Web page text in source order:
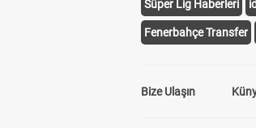
Süper Lig Haberleri
Fenerbahçe Transfer
Bize Ulaşın